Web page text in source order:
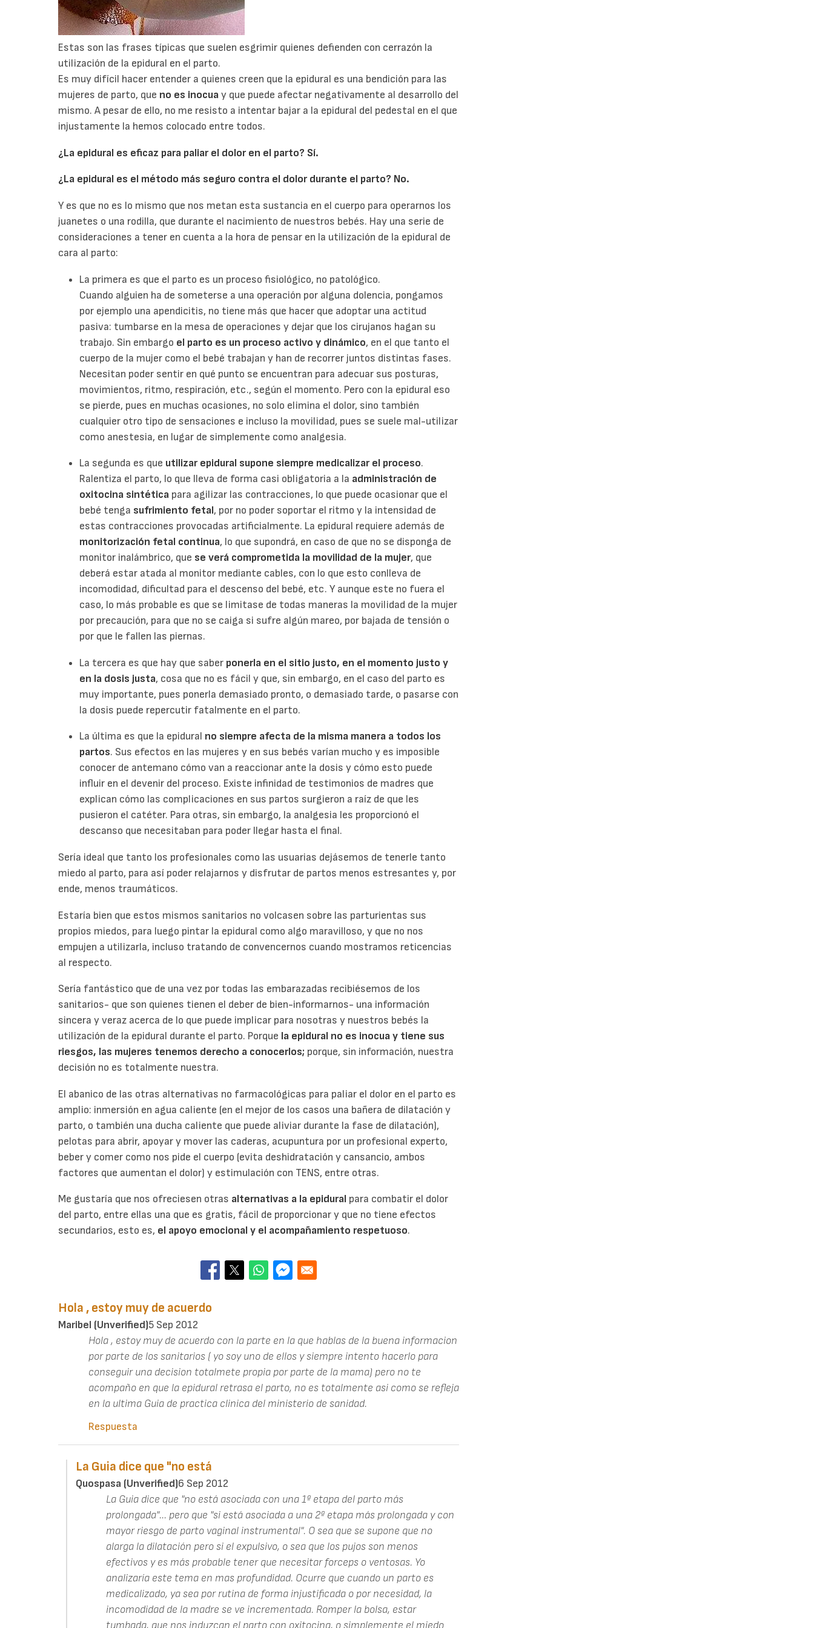
Estas son las frases típicas que suelen esgrimir quienes defienden con cerrazón la
utilización de la epidural en el parto.
Es muy difícil hacer entender a quienes creen que la epidural es una bendición para las
mujeres de parto, que no es inocua y que puede afectar negativamente al desarrollo del
mismo. A pesar de ello, no me resisto a intentar bajar a la epidural del pedestal en el que
injustamente la hemos colocado entre todos.
¿La epidural es eficaz para paliar el dolor en el parto? Sí.
¿La epidural es el método más seguro contra el dolor durante el parto? No.
Y es que no es lo mismo que nos metan esta sustancia en el cuerpo para operarnos los
juanetes o una rodilla, que durante el nacimiento de nuestros bebés. Hay una serie de
consideraciones a tener en cuenta a la hora de pensar en la utilización de la epidural de
cara al parto:
La primera es que el parto es un proceso fisiológico, no patológico.
Cuando alguien ha de someterse a una operación por alguna dolencia, pongamos
por ejemplo una apendicitis, no tiene más que hacer que adoptar una actitud
pasiva: tumbarse en la mesa de operaciones y dejar que los cirujanos hagan su
trabajo. Sin embargo el parto es un proceso activo y dinámico, en el que tanto el
cuerpo de la mujer como el bebé trabajan y han de recorrer juntos distintas fases.
Necesitan poder sentir en qué punto se encuentran para adecuar sus posturas,
movimientos, ritmo, respiración, etc., según el momento. Pero con la epidural eso
se pierde, pues en muchas ocasiones, no solo elimina el dolor, sino también
cualquier otro tipo de sensaciones e incluso la movilidad, pues se suele mal-utilizar
como anestesia, en lugar de simplemente como analgesia.
La segunda es que utilizar epidural supone siempre medicalizar el proceso.
Ralentiza el parto, lo que lleva de forma casi obligatoria a la administración de
oxitocina sintética para agilizar las contracciones, lo que puede ocasionar que el
bebé tenga sufrimiento fetal, por no poder soportar el ritmo y la intensidad de
estas contracciones provocadas artificialmente. La epidural requiere además de
monitorización fetal continua, lo que supondrá, en caso de que no se disponga de
monitor inalámbrico, que se verá comprometida la movilidad de la mujer, que
deberá estar atada al monitor mediante cables, con lo que esto conlleva de
incomodidad, dificultad para el descenso del bebé, etc. Y aunque este no fuera el
caso, lo más probable es que se limitase de todas maneras la movilidad de la mujer
por precaución, para que no se caiga si sufre algún mareo, por bajada de tensión o
por que le fallen las piernas.
La tercera es que hay que saber ponerla en el sitio justo, en el momento justo y
en la dosis justa, cosa que no es fácil y que, sin embargo, en el caso del parto es
muy importante, pues ponerla demasiado pronto, o demasiado tarde, o pasarse con
la dosis puede repercutir fatalmente en el parto.
La última es que la epidural no siempre afecta de la misma manera a todos los
partos. Sus efectos en las mujeres y en sus bebés varían mucho y es imposible
conocer de antemano cómo van a reaccionar ante la dosis y cómo esto puede
influir en el devenir del proceso. Existe infinidad de testimonios de madres que
explican cómo las complicaciones en sus partos surgieron a raíz de que les
pusieron el catéter. Para otras, sin embargo, la analgesia les proporcionó el
descanso que necesitaban para poder llegar hasta el final.
Sería ideal que tanto los profesionales como las usuarias dejásemos de tenerle tanto
miedo al parto, para así poder relajarnos y disfrutar de partos menos estresantes y, por
ende, menos traumáticos.
Estaría bien que estos mismos sanitarios no volcasen sobre las parturientas sus
propios miedos, para luego pintar la epidural como algo maravilloso, y que no nos
empujen a utilizarla, incluso tratando de convencernos cuando mostramos reticencias
al respecto.
Sería fantástico que de una vez por todas las embarazadas recibiésemos de los
sanitarios- que son quienes tienen el deber de bien-informarnos- una información
sincera y veraz acerca de lo que puede implicar para nosotras y nuestros bebés la
utilización de la epidural durante el parto. Porque la epidural no es inocua y tiene sus
riesgos, las mujeres tenemos derecho a conocerlos; porque, sin información, nuestra
decisión no es totalmente nuestra.
El abanico de las otras alternativas no farmacológicas para paliar el dolor en el parto es
amplio: inmersión en agua caliente (en el mejor de los casos una bañera de dilatación y
parto, o también una ducha caliente que puede aliviar durante la fase de dilatación),
pelotas para abrir, apoyar y mover las caderas, acupuntura por un profesional experto,
beber y comer como nos pide el cuerpo (evita deshidratación y cansancio, ambos
factores que aumentan el dolor) y estimulación con TENS, entre otras.
Me gustaría que nos ofreciesen otras alternativas a la epidural para combatir el dolor
del parto, entre ellas una que es gratis, fácil de proporcionar y que no tiene efectos
secundarios, esto es, el apoyo emocional y el acompañamiento respetuoso.
Hola , estoy muy de acuerdo
Maribel (unverified)5 Sep 2012
Hola , estoy muy de acuerdo con la parte en la que hablas de la buena informacion
por parte de los sanitarios ( yo soy uno de ellos y siempre intento hacerlo para
conseguir una decision totalmete propia por parte de la mama) pero no te
acompaño en que la epidural retrasa el parto, no es totalmente asi como se refleja
en la ultima Guia de practica clinica del ministerio de sanidad.
Respuesta
La Guia dice que "no está
Quospasa (unverified)6 Sep 2012
La Guia dice que "no está asociada con una 1ª etapa del parto más
prolongada"... pero que "si está asociada a una 2ª etapa más prolongada y con
mayor riesgo de parto vaginal instrumental". O sea que se supone que no
alarga la dilatación pero si el expulsivo, o sea que los pujos son menos
efectivos y es más probable tener que necesitar forceps o ventosas. Yo
analizaría este tema en mas profundidad. Ocurre que cuando un parto es
medicalizado, ya sea por rutina de forma injustificada o por necesidad, la
incomodidad de la madre se ve incrementada. Romper la bolsa, estar
tumbada, que nos induzcan el parto con oxitocina, o simplemente el miedo